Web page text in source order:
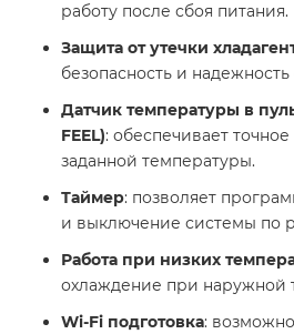
работу после сбоя питания.
Защита от утечки
безопасность и
Датчик температуры в
FEEL): обеспечивает
заданной температуры.
Таймер: позволяет
и выключение системы по
Работа при низких
охлаждение при наружной
Wi-Fi подготовка: